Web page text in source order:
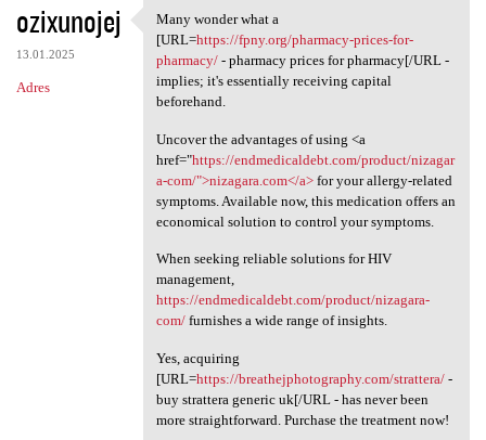
ozixunojej
13.01.2025
Adres
Many wonder what a [URL=https
Many wonder what a
[URL=https://fpny.org/pharmacy-prices-for-
pharmacy/- pharmacy prices for pharmacy[/URL -
implies; it's essentially receiving capital
beforehand.
Uncover the advantages of using <a
href="https://endmedicaldebt.com/product/nizagar
a-com/">nizagara.com</a>for your allergy-related
symptoms. Available now, this medication offers an
economical solution to control your symptoms.
When seeking reliable solutions for HIV
management,
https://endmedicaldebt.com/product/nizagara-
com/furnishes a wide range of insights.
Yes, acquiring
[URL=https://breathejphotography.com/strattera/-
buy strattera generic uk[/URL - has never been
more straightforward. Purchase the treatment now!